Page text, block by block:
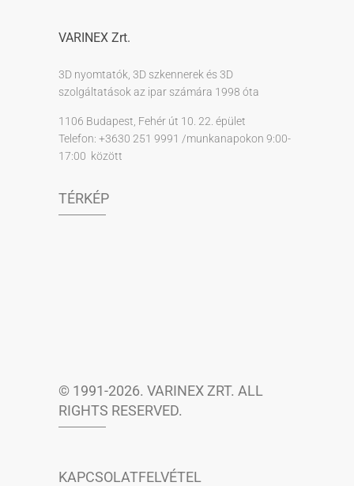
VARINEX Zrt.
3D nyomtatók, 3D szkennerek és 3D
szolgáltatások az ipar számára 1998 óta
1106 Budapest, Fehér út 10. 22. épület
Telefon: +3630 251 9991 /munkanapokon 9:00-
17:00 között
TÉRKÉP
© 1991-2026. VARINEX ZRT. ALL
RIGHTS RESERVED.
KAPCSOLATFELVÉTEL